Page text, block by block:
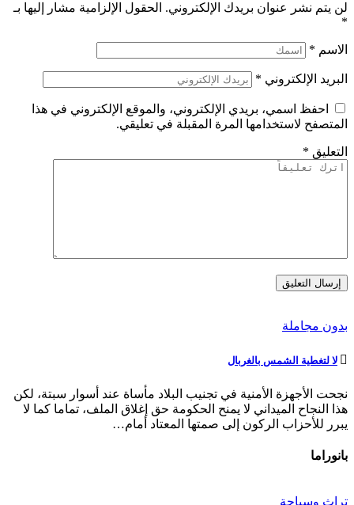
لن يتم نشر عنوان بريدك الإلكتروني. الحقول الإلزامية مشار إليها بـ
*
الاسم *
البريد الإلكتروني *
احفظ اسمي، بريدي الإلكتروني، والموقع الإلكتروني في هذا
المتصفح لاستخدامها المرة المقبلة في تعليقي.
التعليق *
بدون مجاملة
لا لتغطية الشمس بالغربال
نجحت الأجهزة الأمنية في تجنيب البلاد مأساة عند أسوار سبتة، لكن
هذا النجاح الميداني لا يمنح الحكومة حق إغلاق الملف، تماما كما لا
يبرر للأحزاب الركون إلى صمتها المعتاد أمام…
بانوراما
تراث وسياحة